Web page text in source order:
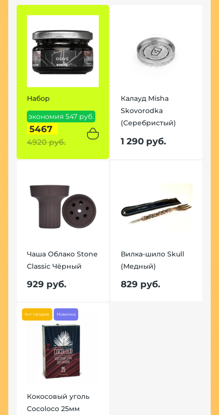
Набор
экономия 547 руб.
5467
4920 руб.
Калауд Misha
Skovorodka
(Серебристый)
1 290 руб.
Чаша Облако Stone
Classic Чёрный
929 руб.
Вилка-шило Skull
(Медный)
829 руб.
Хит продаж Новинка
Кокосовый уголь
Cocoloco 25мм